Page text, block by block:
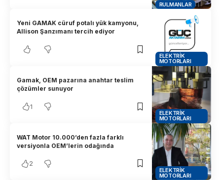
RULMANLAR
ELEKTRIK
MOTORLARI
Yeni GAMAK cüruf potalı yük kamyonu,
Allison Şanzımanı tercih ediyor
ELEKTRIK
MOTORLARI
Gamak, OEM pazarına anahtar teslim
çözümler sunuyor
1
ELEKTRIK
MOTORLARI
WAT Motor 10.000’den fazla farklı
versiyonla OEM’lerin odağında
2